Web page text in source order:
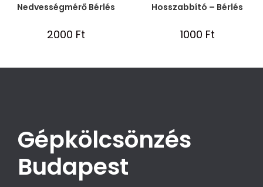
Nedvességmérő Bérlés
2000 Ft
Hosszabbító – Bérlés
1000 Ft
Gépkölcsönzés
Budapest